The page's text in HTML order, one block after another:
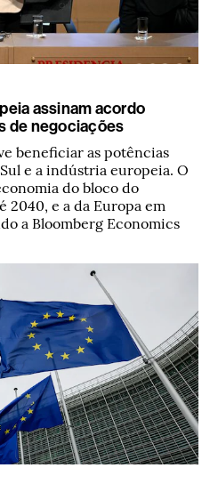
assinam acordo
de negociações
beneficiar as potências
e a indústria europeia. O
do bloco do
2040, e a da Europa em
a Bloomberg Economics